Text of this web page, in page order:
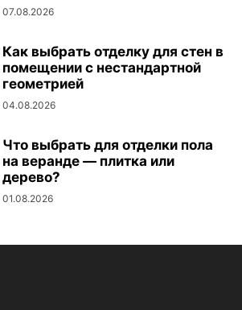
07.08.2026
Как выбрать отделку для стен в
помещении с нестандартной
геометрией
04.08.2026
Что выбрать для отделки пола
на веранде — плитка или
дерево?
01.08.2026